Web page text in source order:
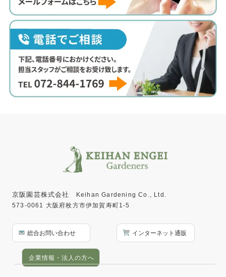
京阪園芸株式会社
Keihan Gardening Co., Ltd.
573-0061 大阪府枚方市伊加賀寿町1-5
総合お問い合わせ インターネット通販
企業情報・法人の方へ